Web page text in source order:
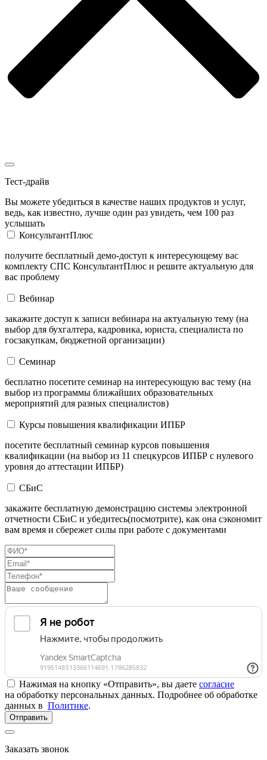
Тест-драйв
Вы можете убедиться в качестве наших продуктов и услуг,
ведь, как известно, лучше один раз увидеть, чем 100 раз
услышать
КонсультантПлюс
получите бесплатный демо-доступ к интересующему вас
комплекту СПС КонсультантПлюс и решите актуальную для
вас проблему
Вебинар
закажите доступ к записи вебинара на актуальную тему (на
выбор для бухгалтера, кадровика, юриста, специалиста по
госзакупкам, бюджетной организации)
Семинар
бесплатно посетите семинар на интересующую вас тему (на
выбор из программы ближайших образовательных
мероприятий для разных специалистов)
Курсы повышения квалификации ИПБР
посетите бесплатный семинар курсов повышения
квалификации (на выбор из 11 спецкурсов ИПБР с нулевого
уровня до аттестации ИПБР)
СБиС
закажите бесплатную демонстрацию системы электронной
отчетности СБиС и убедитесь(посмотрите), как она сэкономит
вам время и сбережет силы при работе с документами
Нажимая на кнопку «Отправить», вы даете согласие
на обработку персональных данных. Подробнее об обработке
данных в Политике.
Отправить
Заказать звонок